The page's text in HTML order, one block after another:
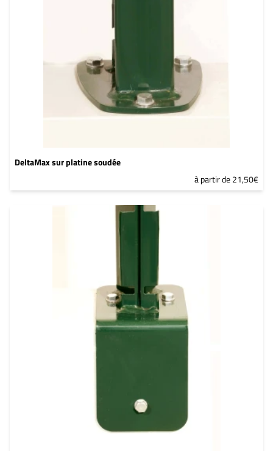
DeltaMax sur platine soudée
à partir de 21,50€